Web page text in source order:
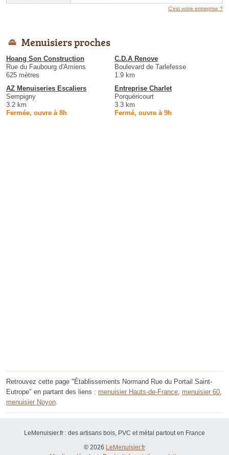
C'est votre entreprise ?
Menuisiers proches
Hoang Son Construction
Rue du Faubourg d'Amiens
625 mètres
C.D.A Renove
Boulevard de Tarlefesse
1.9 km
AZ Menuiseries Escaliers
Sempigny
3.2 km
Fermée, ouvre à 8h
Entreprise Charlet
Porquéricourt
3.3 km
Fermé, ouvre à 9h
Retrouvez cette page "Établissements Normand Rue du Portail Saint-
Eutrope" en partant des liens : menuisier Hauts-de-France, menuisier 60,
menuisier Noyon.
LeMenuisier.fr : des artisans bois, PVC et métal partout en France
© 2026 LeMenuisier.fr